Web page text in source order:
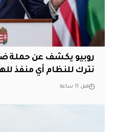
روبيو يكشف عن حملة
نترك للنظام أي منفذ
قبل 11 ساعة